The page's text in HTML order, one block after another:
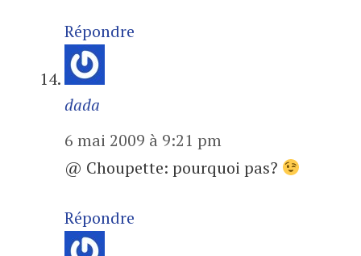
Répondre
dada
6 mai 2009 à 9:21 pm
@ Choupette: pourquoi pas?
Répondre